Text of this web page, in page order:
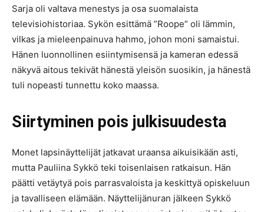
Sarja oli valtava menestys ja osa suomalaista
televisiohistoriaa. Sykön esittämä ”Roope” oli lämmin,
vilkas ja mieleenpainuva hahmo, johon moni samaistui.
Hänen luonnollinen esiintymisensä ja kameran edessä
näkyvä aitous tekivät hänestä yleisön suosikin, ja hänestä
tuli nopeasti tunnettu koko maassa.
Siirtyminen pois julkisuudesta
Monet lapsinäyttelijät jatkavat uraansa aikuisikään asti,
mutta Pauliina Sykkö teki toisenlaisen ratkaisun. Hän
päätti vetäytyä pois parrasvaloista ja keskittyä opiskeluun
ja tavalliseen elämään. Näyttelijänuran jälkeen Sykkö